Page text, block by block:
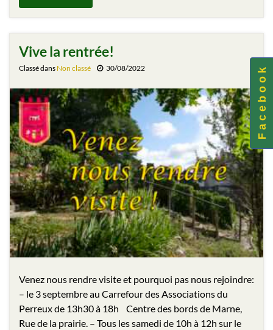
Vive la rentrée!
Classé dans Non classé 30/08/2022
Venez nous rendre visite et pourquoi pas nous rejoindre:
– le 3 septembre au Carrefour des Associations du
Perreux de 13h30 à 18h Centre des bords de Marne,
Rue de la prairie. – Tous les samedi de 10h à 12h sur le
F a c e b o o k